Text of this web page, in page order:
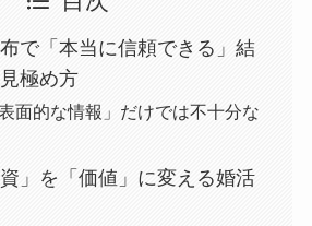
で「本当に信頼できる」結
極め方
面的な情報」だけでは不十分な
」を「価値」に変える婚活